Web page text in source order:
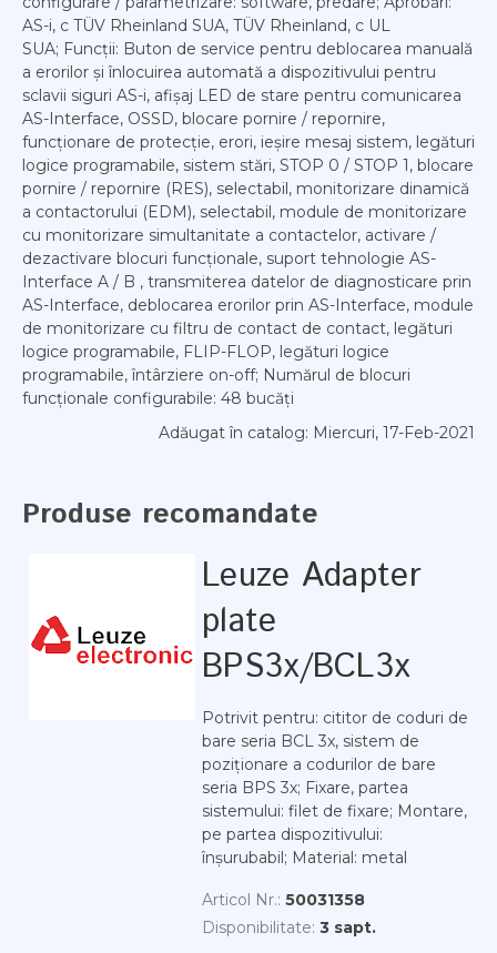
AS-i, c TÜV Rheinland SUA, TÜV Rheinland, c UL
SUA; Funcții: Buton de service pentru deblocarea manuală
a erorilor și înlocuirea automată a dispozitivului pentru
sclavii siguri AS-i, afișaj LED de stare pentru comunicarea
AS-Interface, OSSD, blocare pornire / repornire,
funcționare de protecție, erori, ieșire mesaj sistem, legături
logice programabile, sistem stări, STOP 0 / STOP 1, blocare
pornire / repornire (RES), selectabil, monitorizare dinamică
a contactorului (EDM), selectabil, module de monitorizare
cu monitorizare simultanitate a contactelor, activare /
dezactivare blocuri funcționale, suport tehnologie AS-
Interface A / B , transmiterea datelor de diagnosticare prin
AS-Interface, deblocarea erorilor prin AS-Interface, module
de monitorizare cu filtru de contact de contact, legături
logice programabile, FLIP-FLOP, legături logice
programabile, întârziere on-off; Numărul de blocuri
funcționale configurabile: 48 bucăți
Adăugat în catalog: Miercuri, 17-Feb-2021
Produse recomandate
Leuze Adapter
plate
BPS3x/BCL3x
Potrivit pentru: cititor de coduri de
bare seria BCL 3x, sistem de
poziționare a codurilor de bare
seria BPS 3x; Fixare, partea
sistemului: filet de fixare; Montare,
pe partea dispozitivului:
înșurubabil; Material: metal
Articol Nr.: 50031358
Disponibilitate: 3 sapt.